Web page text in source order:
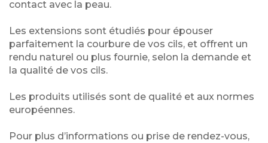
contact avec la peau.
Les extensions sont étudiés pour épouser
parfaitement la courbure de vos cils, et offrent un
rendu naturel ou plus fournie, selon la demande et
la qualité de vos cils.
Les produits utilisés sont de qualité et aux normes
européennes.
Pour plus d’informations ou prise de rendez-vous,